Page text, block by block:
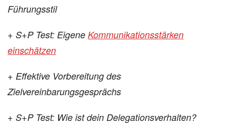
Führungsstil
+ S+P Test: Eigene Kommunikationsstärken
einschätzen
+ Effektive Vorbereitung des
Zielvereinbarungsgesprächs
+ S+P Test: Wie ist dein Delegationsverhalten?